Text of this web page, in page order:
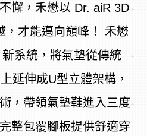
懈，禾懋以 Dr. aiR 3D
，才能邁向巔峰！ 禾懋
系統，將氣墊從傳統
延伸成U型立體架構，
，帶領氣墊鞋進入三度
整包覆腳板提供舒適穿